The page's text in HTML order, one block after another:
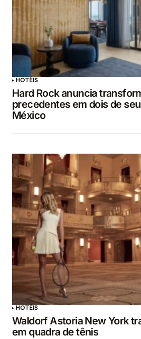
HOTÉIS
Hard Rock anuncia
precedentes em dois de
México
HOTÉIS
Waldorf Astoria New York
em quadra de tênis